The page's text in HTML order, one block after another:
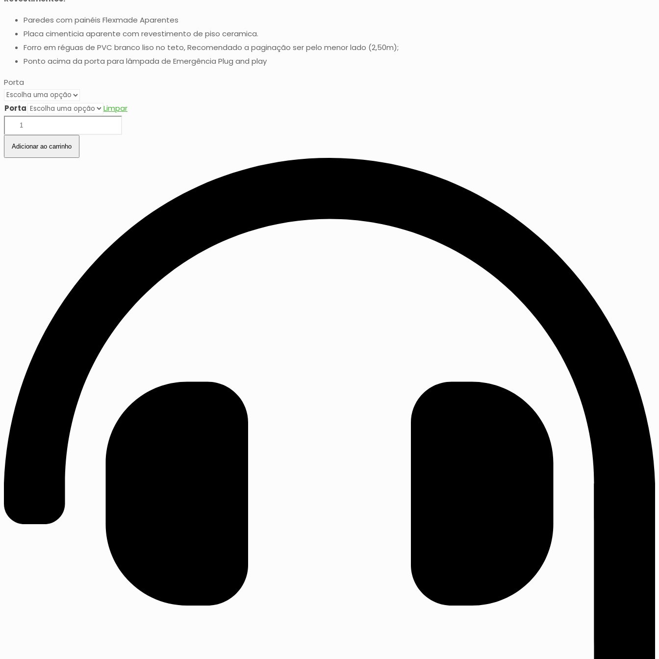
Paredes com painéis Flexmade Aparentes
Placa cimenticia aparente com revestimento de piso ceramica.
Forro em réguas de PVC branco liso no teto, Recomendado a paginação ser pelo menor lado (2,50m);
Ponto acima da porta para lâmpada de Emergência Plug and play
Porta
Porta
Limpar
Almoxarifado
quantidade
Adicionar ao carrinho